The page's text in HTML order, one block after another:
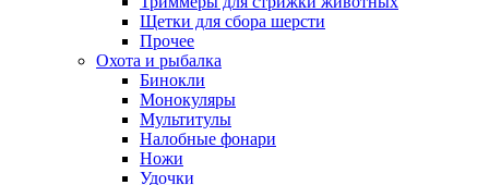
Щетки для сбора шерсти
Прочее
Охота и рыбалка
Бинокли
Монокуляры
Мультитулы
Налобные фонари
Ножи
Удочки